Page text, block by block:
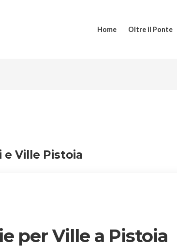
Home Oltre il Ponte
e Ville Pistoia
per Ville a Pistoia